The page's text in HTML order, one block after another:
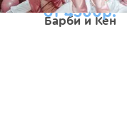
Барби и Кен
от 4500р.